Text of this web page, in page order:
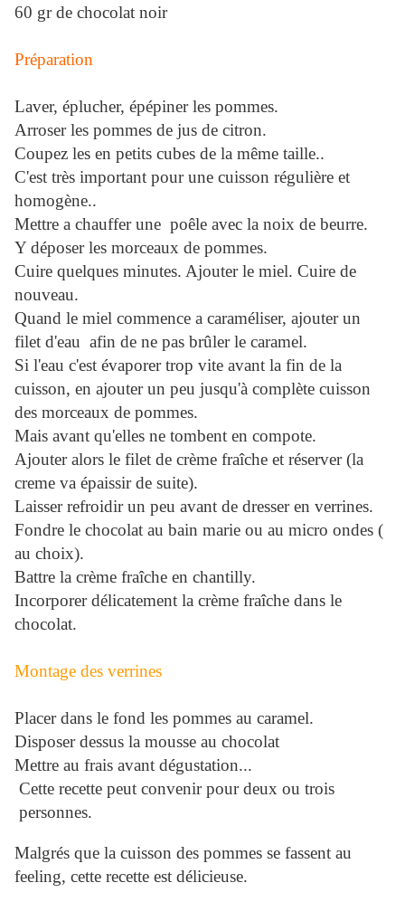
60 gr de chocolat noir
Préparation
Laver, éplucher, épépiner les pommes.
Arroser les pommes de jus de citron.
Coupez les en petits cubes de la même taille..
C'est très important pour une cuisson régulière et
homogène..
Mettre a chauffer une poêle avec la noix de beurre.
Y déposer les morceaux de pommes.
Cuire quelques minutes. Ajouter le miel. Cuire de
nouveau.
Quand le miel commence a caraméliser, ajouter un
filet d'eau afin de ne pas brûler le caramel.
Si l'eau c'est évaporer trop vite avant la fin de la
cuisson, en ajouter un peu jusqu'à complète cuisson
des morceaux de pommes.
Mais avant qu'elles ne tombent en compote.
Ajouter alors le filet de crème fraîche et réserver(la
creme va épaissir de suite).
Laisser refroidir un peu avant de dresser en verrines.
Fondre le chocolat au bain marie ou au micro ondes (
au choix).
Battre la crème fraîche en chantilly.
Incorporer délicatement la crème fraîche dans le
chocolat.
Montage des verrines
Placer dans le fond les pommes au caramel.
Disposer dessus la mousse au chocolat
Mettre au frais avant dégustation...
Cette recette peut convenir pour deux ou trois
personnes.
Malgrés que la cuisson des pommes se fassent au
feeling, cette recette est délicieuse.